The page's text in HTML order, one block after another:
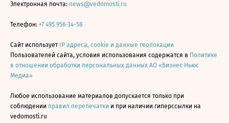
Электронная почта: news@vedomosti.ru
Телефон: +7 495 956-34-58
Сайт использует IP адреса, cookie и данные геолокации
Пользователей сайта, условия использования содержатся в Политике
в отношении обработки персональных данных АО «Бизнес Ньюс
Медиа»
Любое использование материалов допускается только при
соблюдении правил перепечатки и при наличии гиперссылки на
vedomosti.ru